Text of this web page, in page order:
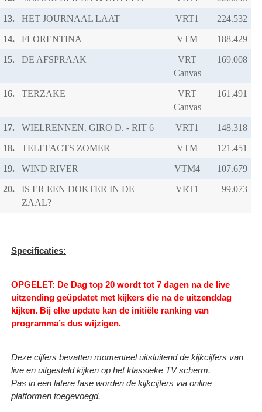
13. HET JOURNAAL LAAT VRT1
14. FLORENTINA VTM
15. DE AFSPRAAK
VRT
Canvas
16. TERZAKE
VRT
Canvas
17. WIELRENNEN. GIRO D. - RIT 6 VRT1
18. TELEFACTS ZOMER VTM
19. WIND RIVER VTM4
20.
IS ER EEN DOKTER IN DE
ZAAL?
VRT1
Specificaties:
OPGELET: De Dag top 20 wordt tot 7 dagen na de live
uitzending geüpdatet met kijkers die na de uitzenddag
kijken. Bij elke update kan de initiële ranking van
programma’s dus wijzigen.
Deze cijfers bevatten momenteel uitsluitend de kijkcijfers van
live en uitgesteld kijken op het klassieke TV scherm.
Pas in een latere fase worden de kijkcijfers via online
platformen toegevoegd.